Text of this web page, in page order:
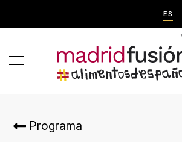
ES
Programa